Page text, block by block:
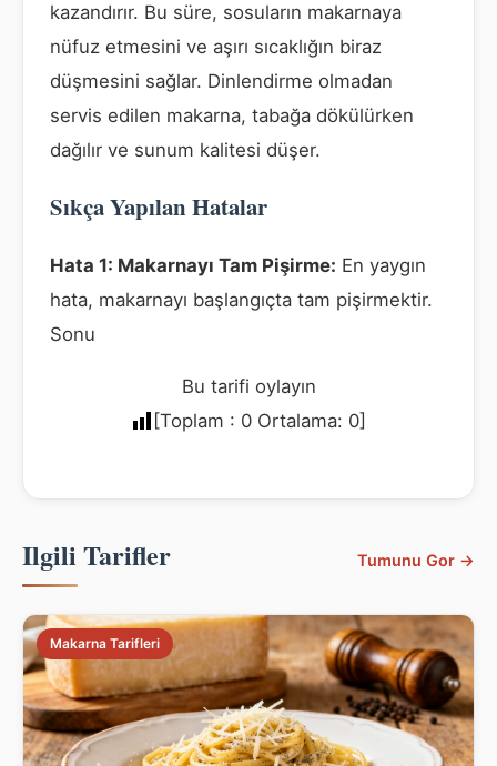
kazandırır. Bu süre, sosuların makarnaya
nüfuz etmesini ve aşırı sıcaklığın biraz
düşmesini sağlar. Dinlendirme olmadan
servis edilen makarna, tabağa dökülürken
dağılır ve sunum kalitesi düşer.
Sıkça Yapılan Hatalar
Hata 1: Makarnayı Tam Pişirme: En yaygın
hata, makarnayı başlangıçta tam pişirmektir.
Sonu
Bu tarifi oylayın
[Toplam : 0 Ortalama: 0]
Ilgili Tarifler Tumunu Gor →
Makarna Tarifleri